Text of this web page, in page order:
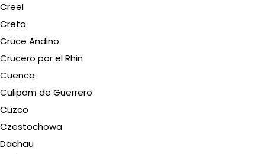
Creel
Creta
Cruce Andino
Crucero por el Rhin
Cuenca
Culipam de Guerrero
Cuzco
Czestochowa
Dachau